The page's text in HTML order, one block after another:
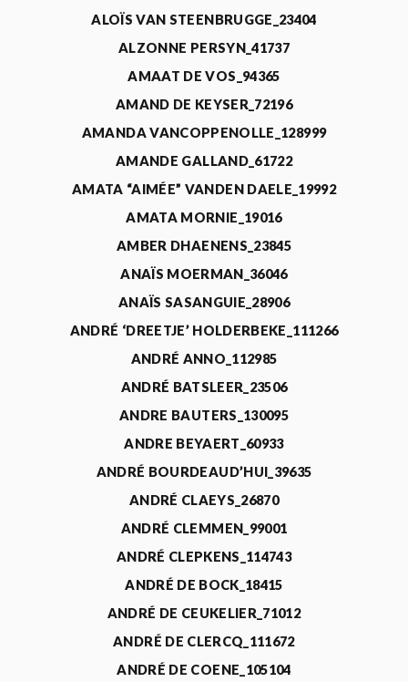
ALOÏS VAN STEENBRUGGE_23404
ALZONNE PERSYN_41737
AMAAT DE VOS_94365
AMAND DE KEYSER_72196
AMANDA VANCOPPENOLLE_128999
AMANDE GALLAND_61722
AMATA “AIMÉE” VANDEN DAELE_19992
AMATA MORNIE_19016
AMBER DHAENENS_23845
ANAÏS MOERMAN_36046
ANAÏS SASANGUIE_28906
ANDRÉ ‘DREETJE’ HOLDERBEKE_111266
ANDRÉ ANNO_112985
ANDRÉ BATSLEER_23506
ANDRE BAUTERS_130095
ANDRE BEYAERT_60933
ANDRÉ BOURDEAUD’HUI_39635
ANDRÉ CLAEYS_26870
ANDRÉ CLEMMEN_99001
ANDRÉ CLEPKENS_114743
ANDRÉ DE BOCK_18415
ANDRÉ DE CEUKELIER_71012
ANDRÉ DE CLERCQ_111672
ANDRÉ DE COENE_105104